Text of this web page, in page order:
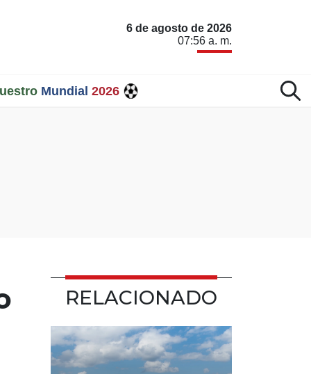
6 de agosto de 2026
07:56 a. m.
Mundial 2026
RELACIONADO